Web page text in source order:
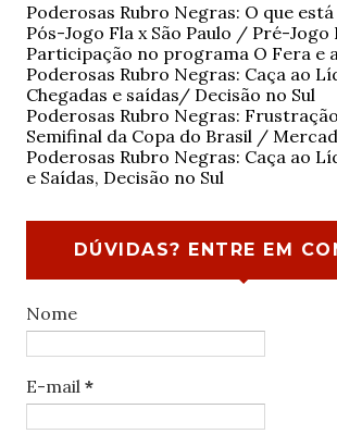
Poderosas Rubro Negras: O que
Pós-Jogo Fla x São Paulo / Pré-Jogo
Participação no programa O Fera e
Poderosas Rubro Negras: Caça ao
Chegadas e saídas/ Decisão no Sul
Poderosas Rubro Negras:
Semifinal da Copa do Brasil /
Poderosas Rubro Negras: Caça ao
e Saídas, Decisão no Sul
DÚVIDAS? ENTRE EM
Nome
E-mail *